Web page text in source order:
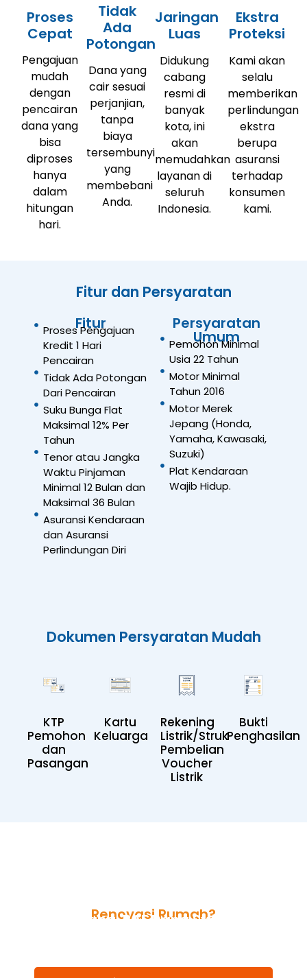
Proses
Cepat
Pengajuan
mudah
dengan
pencairan
dana yang
bisa
diproses
hanya
dalam
hitungan
hari.
Tidak
Ada
Potongan
Dana yang
cair sesuai
perjanjian,
tanpa
biaya
tersembunyi
yang
membebani
Anda.
Jaringan
Luas
Didukung
cabang
resmi di
banyak
kota, ini
akan
memudahkan
layanan di
seluruh
Indonesia.
Ekstra
Proteksi
Kami akan
selalu
memberikan
perlindungan
ekstra
berupa
asuransi
terhadap
konsumen
kami.
Fitur dan Persyaratan
Fitur
Proses Pengajuan
Kredit 1 Hari
Pencairan
Tidak Ada Potongan
Dari Pencairan
Suku Bunga Flat
Maksimal 12% Per
Tahun
Tenor atau Jangka
Waktu Pinjaman
Minimal 12 Bulan dan
Maksimal 36 Bulan
Asuransi Kendaraan
dan Asuransi
Perlindungan Diri
Persyaratan
Umum
Pemohon Minimal
Usia 22 Tahun
Motor Minimal
Tahun 2016
Motor Merek
Jepang (Honda,
Yamaha, Kawasaki,
Suzuki)
Plat Kendaraan
Wajib Hidup.
Dokumen Persyaratan Mudah
KTP
Pemohon
dan
Pasangan
Kartu
Keluarga
Rekening
Listrik/Struk
Pembelian
Voucher
Listrik
Bukti
Penghasilan
Renovasi Rumah?
Tenang, BAF Dana Syariah